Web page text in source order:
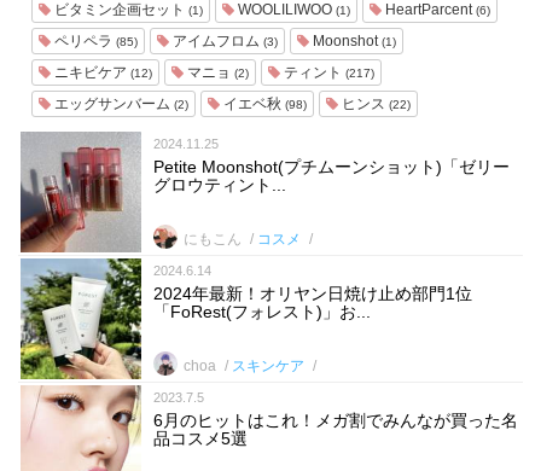
ビタミン企画セット (1) WOOLILIWOO (1) HeartParcent(6)
ペリペラ (85) アイムフロム (3) Moonshot(1)
ニキビケア (12) マニョ (2) ティント (217)
エッグサンバーム (2) イエベ秋 (98) ヒンス (22)
2024.11.25
Petite Moonshot(プチムーンショット)「ゼリー
グロウティント...
にもこん コスメ
2024.6.14
2024年最新！オリヤン日焼け止め部門1位
「FoRest(フォレスト)」お...
choa スキンケア
2023.7.5
6月のヒットはこれ！メガ割でみんなが買った名
品コスメ5選